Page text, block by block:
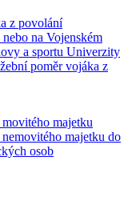
z povolání
na Vojenském
a sportu Univerzity
poměr vojáka z
majetku
majetku do
osob